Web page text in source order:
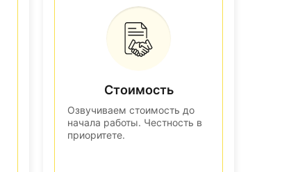
Стоимость
Озвучиваем стоимость до
начала работы. Честность в
приоритете.